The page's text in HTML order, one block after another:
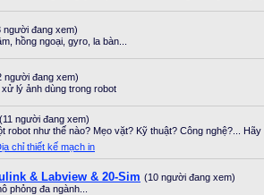
người đang xem)
hồng ngoại, gyro, la bàn...
người đang xem)
lý ảnh dùng trong robot
(11 người đang xem)
robot như thế nào? Mẹo vặt? Kỹ thuật? Công nghệ?...
chỉ thiết kế mạch in
& Labview & 20-Sim (10 người đang xem)
phỏng đa ngành...